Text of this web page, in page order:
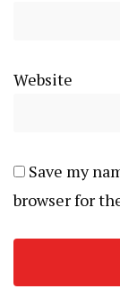
Website
Save my
browser for